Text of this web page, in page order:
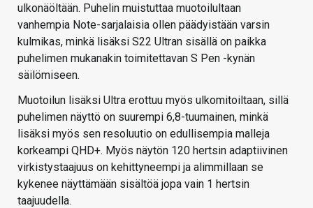
ulkonäöltään. Puhelin muistuttaa muotoilultaan
vanhempia Note-sarjalaisia ollen päädyistään varsin
kulmikas, minkä lisäksi S22 Ultran sisällä on paikka
puhelimen mukanakin toimitettavan S Pen -kynän
säilömiseen.
Muotoilun lisäksi Ultra erottuu myös ulkomitoiltaan, sillä
puhelimen näyttö on suurempi 6,8-tuumainen, minkä
lisäksi myös sen resoluutio on edullisempia malleja
korkeampi QHD+. Myös näytön 120 hertsin adaptiivinen
virkistystaajuus on kehittyneempi ja alimmillaan se
kykenee näyttämään sisältöä jopa vain 1 hertsin
taajuudella.